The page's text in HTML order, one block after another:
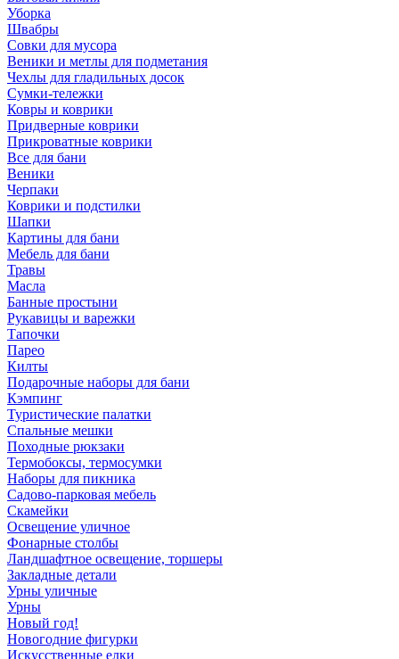
Уборка
Швабры
Совки для мусора
Веники и метлы для подметания
Чехлы для гладильных досок
Сумки-тележки
Ковры и коврики
Придверные коврики
Прикроватные коврики
Все для бани
Веники
Черпаки
Коврики и подстилки
Шапки
Картины для бани
Мебель для бани
Травы
Масла
Банные простыни
Рукавицы и варежки
Тапочки
Парео
Килты
Подарочные наборы для бани
Кэмпинг
Туристические палатки
Спальные мешки
Походные рюкзаки
Термобоксы, термосумки
Наборы для пикника
Садово-парковая мебель
Скамейки
Освещение уличное
Фонарные столбы
Ландшафтное освещение, торшеры
Закладные детали
Урны уличные
Урны
Новый год!
Новогодние фигурки
Искусственные елки